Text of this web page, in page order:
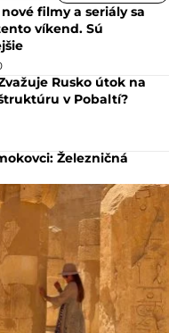
filmy a seriály sa
víkend. Sú
Rusko útok na
v Pobaltí?
Železničná